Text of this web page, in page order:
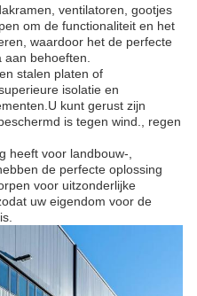
ventilatoren, gootjes
om de functionaliteit en het
waardoor het de perfecte
behoeften.
stalen platen of
isolatie en
kunt gerust zijn
is tegen wind., regen
heeft voor landbouw-,
de perfecte oplossing
voor uitzonderlijke
uw eigendom voor de